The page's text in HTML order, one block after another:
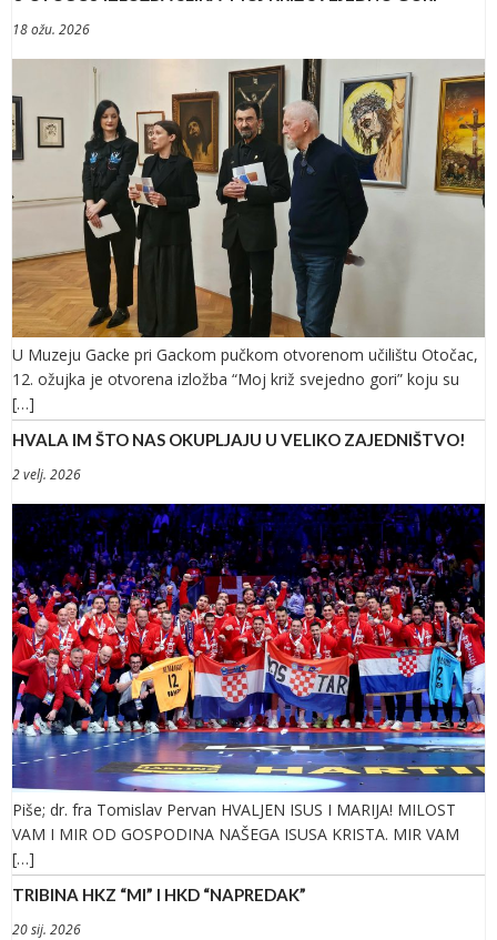
18 ožu. 2026
U Muzeju Gacke pri Gackom pučkom otvorenom učilištu Otočac,
12. ožujka je otvorena izložba “Moj križ svejedno gori” koju su
[…]
HVALA IM ŠTO NAS OKUPLJAJU U VELIKO ZAJEDNIŠTVO!
2 velj. 2026
Piše; dr. fra Tomislav Pervan HVALJEN ISUS I MARIJA! MILOST
VAM I MIR OD GOSPODINA NAŠEGA ISUSA KRISTA. MIR VAM
[…]
TRIBINA HKZ “MI” I HKD “NAPREDAK”
20 sij. 2026